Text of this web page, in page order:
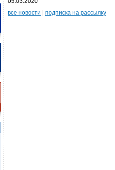
все новости
подписка на рассылку